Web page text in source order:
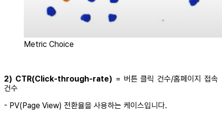
Metric Choice
2) CTR(Click-through-rate) = 버튼 클릭 건수/홈페이지 접속
건수
- PV(Page View) 전환율을 사용하는 케이스입니다.